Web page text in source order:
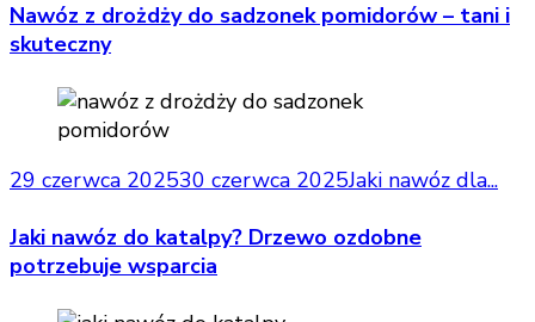
Nawóz z drożdży do sadzonek pomidorów – tani i
skuteczny
29 czerwca 202530 czerwca 2025Jaki nawóz dla...
Jaki nawóz do katalpy? Drzewo ozdobne
potrzebuje wsparcia